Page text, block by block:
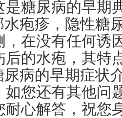
是糖尿病的早期
疱疹，隐性糖
，在没有任何诱
后的水疱，其特
尿病的早期症状
如您还有其他问
耐心解答，祝您